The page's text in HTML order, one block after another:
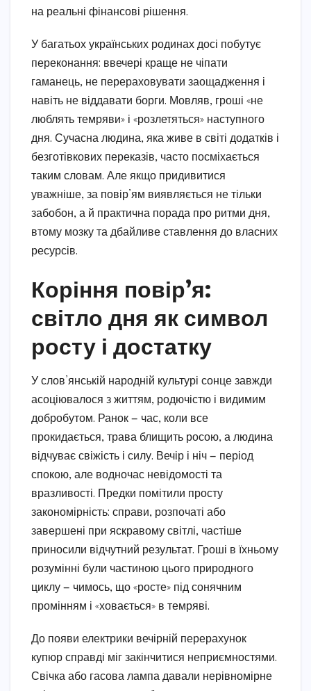
на реальні фінансові рішення.
У багатьох українських родинах досі побутує
переконання: ввечері краще не чіпати
гаманець, не перераховувати заощадження і
навіть не віддавати борги. Мовляв, гроші «не
люблять темряви» і «розлетяться» наступного
дня. Сучасна людина, яка живе в світі додатків і
безготівкових переказів, часто посміхається
таким словам. Але якщо придивитися
уважніше, за повір’ям виявляється не тільки
забобон, а й практична порада про ритми дня,
втому мозку та дбайливе ставлення до власних
ресурсів.
Коріння повір’я:
світло дня як символ
росту і достатку
У слов’янській народній культурі сонце завжди
асоціювалося з життям, родючістю і видимим
добробутом. Ранок — час, коли все
прокидається, трава блищить росою, а людина
відчуває свіжість і силу. Вечір і ніч — період
спокою, але водночас невідомості та
вразливості. Предки помітили просту
закономірність: справи, розпочаті або
завершені при яскравому світлі, частіше
приносили відчутний результат. Гроші в їхньому
розумінні були частиною цього природного
циклу — чимось, що «росте» під сонячним
промінням і «ховається» в темряві.
До появи електрики вечірній перерахунок
купюр справді міг закінчитися неприємностями.
Свічка або гасова лампа давали нерівномірне